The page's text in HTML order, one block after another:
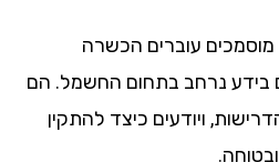
עוברים הכשרה
נרחב בתחום החשמל. הם
ויודעים כיצד להתקין